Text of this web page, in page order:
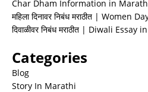
Char Dham Information in Marathi |
महिला दिनावर निबंध मराठीत | Women
दिवाळीवर निबंध मराठीत | Diwali Essay
Categories
Blog
Story In Marathi